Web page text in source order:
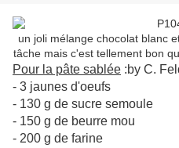
un joli mélange chocolat blanc
tâche mais c'est tellement bon
Pour la pâte sablée :by C.
- 3 jaunes d'oeufs
- 130 g de sucre semoule
- 150 g de beurre mou
- 200 g de farine